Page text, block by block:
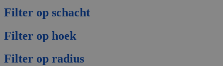
Filter op schacht
Filter op hoek
Filter op radius